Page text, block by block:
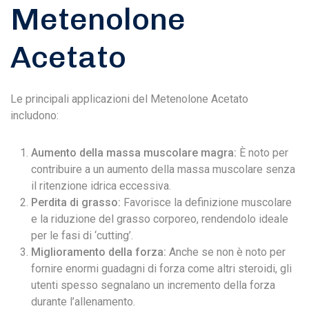
Metenolone
Acetato
Le principali applicazioni del Metenolone Acetato
includono:
Aumento della massa muscolare magra: È noto per
contribuire a un aumento della massa muscolare senza
il ritenzione idrica eccessiva.
Perdita di grasso: Favorisce la definizione muscolare
e la riduzione del grasso corporeo, rendendolo ideale
per le fasi di ‘cutting’.
Miglioramento della forza: Anche se non è noto per
fornire enormi guadagni di forza come altri steroidi, gli
utenti spesso segnalano un incremento della forza
durante l’allenamento.